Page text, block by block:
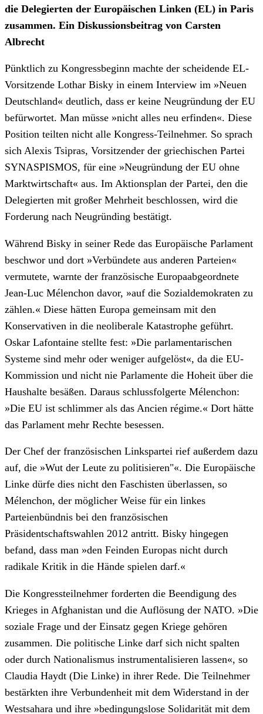
die Delegierten der Europäischen Linken (EL) in Paris
zusammen. Ein Diskussionsbeitrag von Carsten
Albrecht
Pünktlich zu Kongressbeginn machte der scheidende EL-
Vorsitzende Lothar Bisky in einem Interview im »Neuen
Deutschland« deutlich, dass er keine Neugründung der EU
befürwortet. Man müsse »nicht alles neu erfinden«. Diese
Position teilten nicht alle Kongress-Teilnehmer. So sprach
sich Alexis Tsipras, Vorsitzender der griechischen Partei
SYNASPISMOS, für eine »Neugründung der EU ohne
Marktwirtschaft« aus. Im Aktionsplan der Partei, den die
Delegierten mit großer Mehrheit beschlossen, wird die
Forderung nach Neugründing bestätigt.
Während Bisky in seiner Rede das Europäische Parlament
beschwor und dort »Verbündete aus anderen Parteien«
vermutete, warnte der französische Europaabgeordnete
Jean-Luc Mélenchon davor, »auf die Sozialdemokraten zu
zählen.« Diese hätten Europa gemeinsam mit den
Konservativen in die neoliberale Katastrophe geführt.
Oskar Lafontaine stellte fest: »Die parlamentarischen
Systeme sind mehr oder weniger aufgelöst«, da die EU-
Kommission und nicht nie Parlamente die Hoheit über die
Haushalte besäßen. Daraus schlussfolgerte Mélenchon:
»Die EU ist schlimmer als das Ancien régime.« Dort hätte
das Parlament mehr Rechte besessen.
Der Chef der französischen Linkspartei rief außerdem dazu
auf, die »Wut der Leute zu politisieren"«. Die Europäische
Linke dürfe dies nicht den Faschisten überlassen, so
Mélenchon, der möglicher Weise für ein linkes
Parteienbündnis bei den französischen
Präsidentschaftswahlen 2012 antritt. Bisky hingegen
befand, dass man »den Feinden Europas nicht durch
radikale Kritik in die Hände spielen darf.«
Die Kongressteilnehmer forderten die Beendigung des
Krieges in Afghanistan und die Auflösung der NATO. »Die
soziale Frage und der Einsatz gegen Kriege gehören
zusammen. Die politische Linke darf sich nicht spalten
oder durch Nationalismus instrumentalisieren lassen«, so
Claudia Haydt (Die Linke) in ihrer Rede. Die Teilnehmer
bestärkten ihre Verbundenheit mit dem Widerstand in der
Westsahara und ihre »bedingungslose Solidarität mit dem